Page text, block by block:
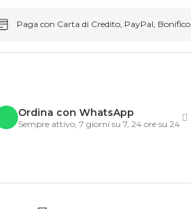
Paga con Carta di Credito, PayPal, Bonifico
Ordina con WhatsApp
Sempre attivo, 7 giorni su 7, 24 ore su 24